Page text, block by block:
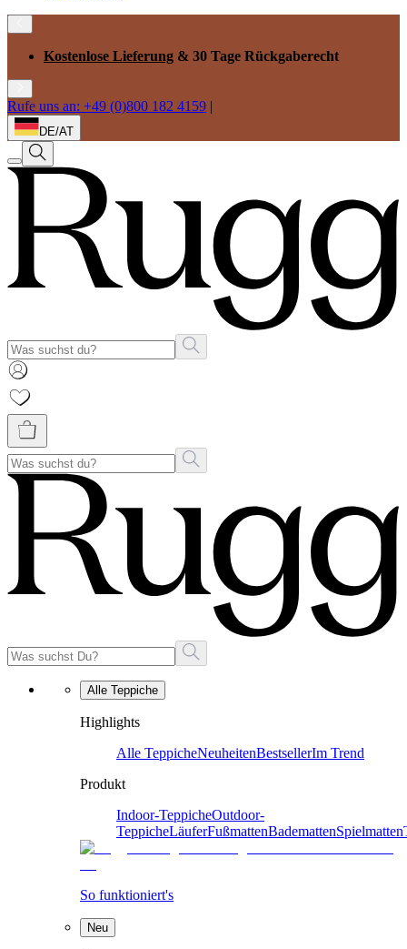
Kostenlose Lieferung & 30 Tage Rückgaberecht
Rufe uns an: +49 (0)800 182 4159 |
DE/AT
Alle Teppiche
Highlights
Alle TeppicheNeuheitenBestsellerIm Trend
Produkt
Indoor-TeppicheOutdoor-
TeppicheLäuferFußmattenBademattenSpielmatten
So funktioniert's
Neu